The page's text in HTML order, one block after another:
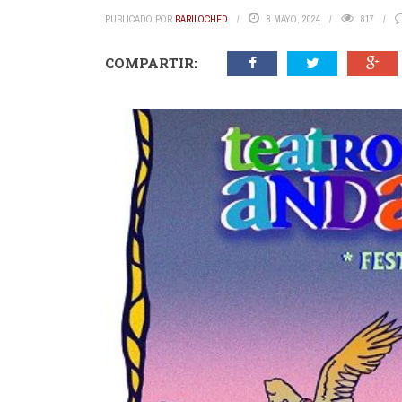
PUBLICADO POR BARILOCHED 8 MAYO, 2024 817
COMPARTIR: